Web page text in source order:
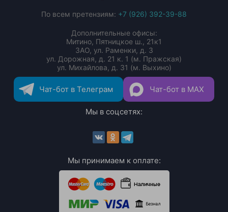
По всем претензиям: +7 (926) 392-39-88
Дополнительные офисы:
Митино, Пятницкое ш., 21к1
ЗАО, ул. Раменки, д. 3
ул. Дорожная, д. 21 к. 1 (м. Пражская)
ул. Михайлова, д. 31 (м. Выхино)
Чат-бот в Телеграм Чат-бот в MAX
Мы в соцсетях:
Мы принимаем к оплате: